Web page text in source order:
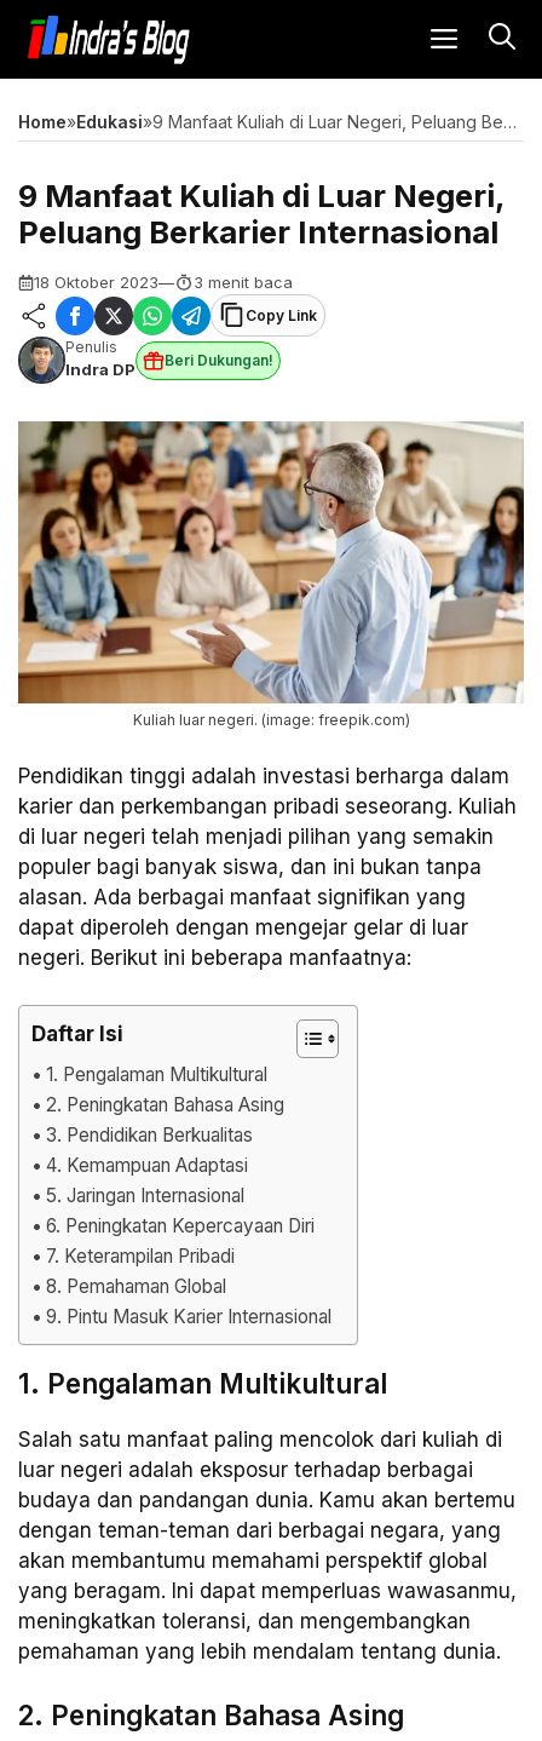
Langsung
isi
MENU
Home»Edukasi» 9 Manfaat Kuliah di Luar Negeri, Peluang Berkarier Internasional
9 Manfaat Kuliah di Luar Negeri,
Peluang Berkarier Internasional
18 Oktober 2023— 3 menit baca
Copy Link
Penulis
Indra DP Beri Dukungan!
Kuliah luar negeri. (image: freepik.com)
Pendidikan tinggi adalah investasi berharga dalam
karier dan perkembangan pribadi seseorang. Kuliah
di luar negeri telah menjadi pilihan yang semakin
populer bagi banyak siswa, dan ini bukan tanpa
alasan. Ada berbagai manfaat signifikan yang
dapat diperoleh dengan mengejar gelar di luar
negeri. Berikut ini beberapa manfaatnya:
Daftar Isi
1. Pengalaman Multikultural
2. Peningkatan Bahasa Asing
3. Pendidikan Berkualitas
4. Kemampuan Adaptasi
5. Jaringan Internasional
6. Peningkatan Kepercayaan Diri
7. Keterampilan Pribadi
8. Pemahaman Global
9. Pintu Masuk Karier Internasional
1. Pengalaman Multikultural
Salah satu manfaat paling mencolok dari kuliah di
luar negeri adalah eksposur terhadap berbagai
budaya dan pandangan dunia. Kamu akan bertemu
dengan teman-teman dari berbagai negara, yang
akan membantumu memahami perspektif global
yang beragam. Ini dapat memperluas wawasanmu,
meningkatkan toleransi, dan mengembangkan
pemahaman yang lebih mendalam tentang dunia.
2. Peningkatan Bahasa Asing